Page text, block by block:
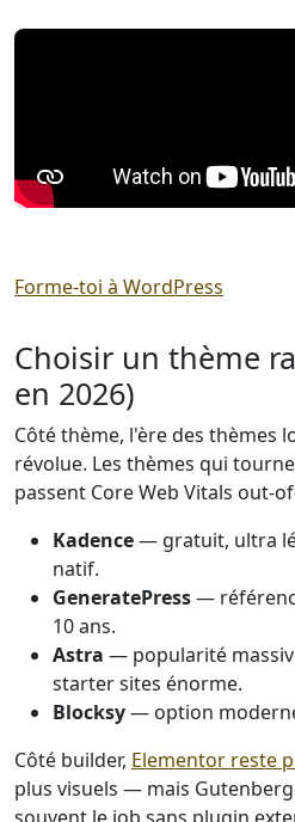
Forme-toi à WordPress
Choisir un thème
en 2026)
Côté thème, l'ère des thèmes
révolue. Les thèmes qui
passent Core Web Vitals out-
Kadence— gratuit, ultra
natif.
GeneratePress—
10 ans.
Astra — popularité
starter sites énorme.
Blocksy— option
Côté builder, Elementor reste
plus visuels — mais